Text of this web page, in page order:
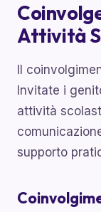
Attività
Il
Invitate i
attività
supporto